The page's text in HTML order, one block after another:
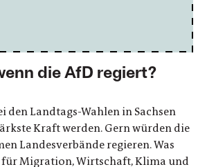
die AfD regiert?
den Landtags-Wahlen in Sachsen
Kraft werden. Gern würden die
Landesverbände regieren. Was
Migration, Wirtschaft, Klima und